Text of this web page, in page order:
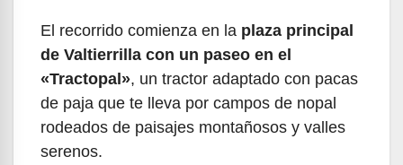
El recorrido comienza en la plaza principal
de Valtierrilla con un paseo en el
«Tractopal», un tractor adaptado con pacas
de paja que te lleva por campos de nopal
rodeados de paisajes montañosos y valles
serenos.